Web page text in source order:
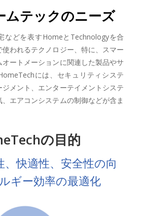
ムテックのニーズ
などを表すHomeとTechnologyを合
われるテクノロジー、特に、スマー
オートメーションに関連した製品やサ
には、セキュリティシステ
メント、エンターテイメントシステ
エアコンシステムの制御などが含ま
の目的
、快適性、安全性の向
ギー効率の最適化